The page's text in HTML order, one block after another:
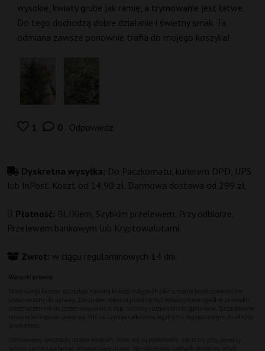
wysokie, kwiaty grube jak ramię, a trymowanie jest łatwe.
Do tego dochodzą dobre działanie i świetny smak. Ta
odmiana zawsze ponownie trafia do mojego koszyka!
1
l
u
i
e
0 Odpowiedz
Dyskretna wysyłka: Do Paczkomatu, kurierem DPD, UPS
lub InPost. Koszt od 14,90 zł. Darmowa dostawa od 299 zł.
Płatność: BLIKiem, Szybkim przelewem, Przy odbiorze,
Przelewem bankowym lub Kryptowalutami.
Zwrot: w ciągu regulaminowych 14 dni.